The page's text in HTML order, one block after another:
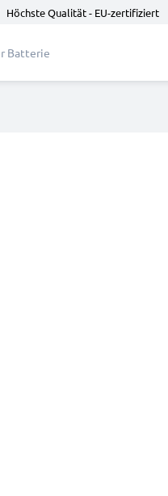
Höchste Qualität - EU-zertifiziert